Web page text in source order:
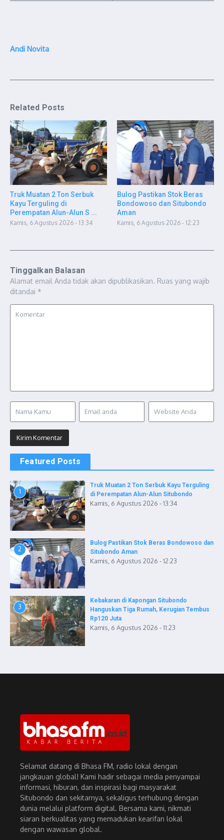
Andi Novita
Related Posts
Truk Muatan 2 Ton Serbuk
Kayu Terguling di
Perempatan Alun-Alun S ...
Kamis, 6 Agustus 2026 - 13:34
Bulog Pastikan Stok Beras
Bondowoso dan Situbondo
Aman
Kamis, 6 Agustus 2026 - 12:23
Tinggalkan Balasan
Alamat email Anda tidak akan dipublikasikan. Ruas yang wajib
ditandai *
Featured Posts
1
Truk Muatan 2 Ton Serbuk Kayu Terguling
di Perempatan Alun-Alun Situbondo
Kamis, 6 Agustus 2026 - 13:34
2
Bulog Pastikan Stok Beras Bondowoso dan
Situbondo Aman
Kamis, 6 Agustus 2026 - 12:23
3
Kebakaran di Kapongan Situbondo
Hanguskan Tiga Rumah, Kerugian Tembus
Rp120 Juta
Kamis, 6 Agustus 2026 - 11:23
Selamat datang di Bhasa FM, radio lokal dengan
jangkauan global! Kami hadir sebagai media penyampai
informasi, hiburan, dan inspirasi bagi masyarakat
Situbondo dan sekitarnya, sekaligus terhubung dengan
dunia melalui platform digital. Bersama kami, nikmati
siaran berkualitas yang memadukan kearifan lokal
dengan wawasan global.